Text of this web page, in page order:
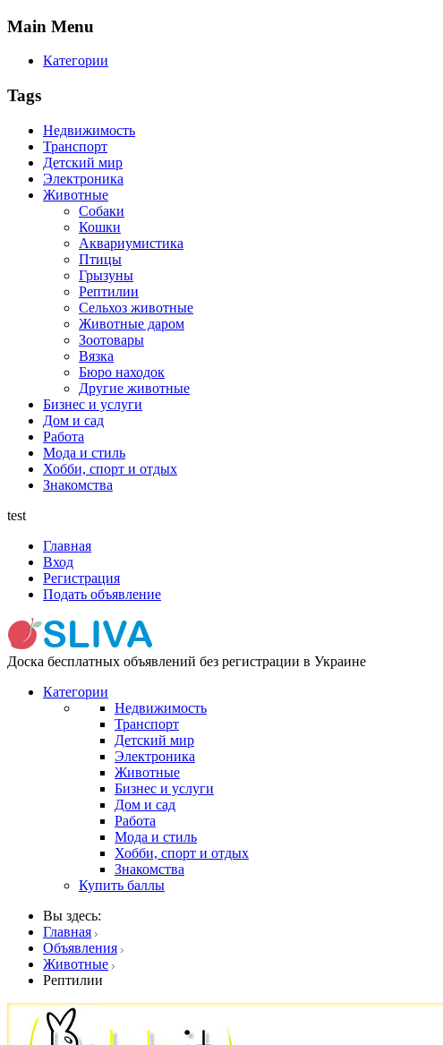
Main Menu
Категории
Tags
Недвижимость
Транспорт
Детский мир
Электроника
Животные
Собаки
Кошки
Аквариумистика
Птицы
Грызуны
Рептилии
Сельхоз животные
Животные даром
Зоотовары
Вязка
Бюро находок
Другие животные
Бизнес и услуги
Дом и сад
Работа
Мода и стиль
Хобби, спорт и отдых
Знакомства
test
Главная
Вход
Регистрация
Подать объявление
Доска бесплатных объявлений без регистрации в Украине
Категории
Недвижимость
Транспорт
Детский мир
Электроника
Животные
Бизнес и услуги
Дом и сад
Работа
Мода и стиль
Хобби, спорт и отдых
Знакомства
Купить баллы
Вы здесь:
Главная
Объявления
Животные
Рептилии